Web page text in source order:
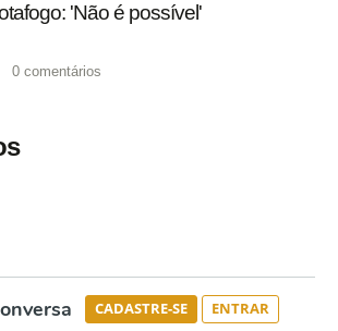
'Não é possível'
0 comentários